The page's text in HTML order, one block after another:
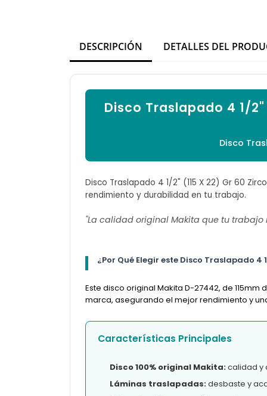
DESCRIPCIÓN DETALLES DEL
Disco Traslapado 4 1/
Disco
Disco Traslapado 4 1/2" (115 X 22) Gr 60
rendimiento y durabilidad en tu trabajo.
"La calidad original Makita que tu trabajo
¿Por Qué Elegir este Disco Traslapado 4
Este disco original Makita D-27442, de
marca, asegurando el mejor rendimiento y
Características Principales
Disco 100% original Makita:calidad y
Láminas traslapadas:desbaste y